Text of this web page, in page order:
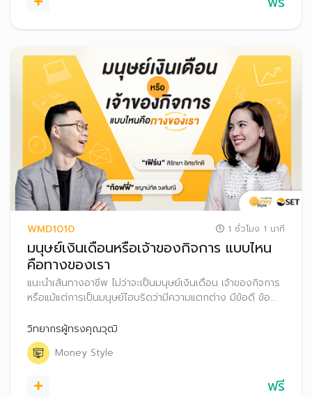
WMD1010 1 ชั่วโมง 1 นาที
มนุษย์เงินเดือนหรือเจ้าของกิจการ แบบไหน
คือทางของเรา
แนะนำเส้นทางอาชีพ ไม่ว่าจะเป็นมนุษย์เงินเดือน เจ้าของกิจการ
หรือแม้แต่การเป็นมนุษย์ไฮบริดว่ามีความแตกต่าง มีข้อดี ข้อ
ทุกเส้นทางอาชีพ
วิทยากรผู้ทรงคุณวุฒิ
Money Style
ฟรี